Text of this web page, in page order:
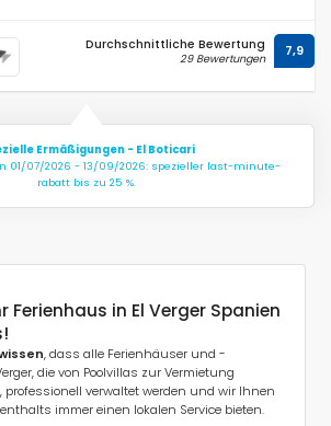
Durchschnittliche Bewertung
29 Bewertungen 7,9
Ermäßigungen - El Boticari
01/07/2026 - 13/09/2026: spezieller last-minute-
rabatt bis zu 25 %.
Ferienhaus in El Verger Spanien
, dass alle Ferienhäuser und -
die von Poolvillas zur Vermietung
professionell verwaltet werden und wir Ihnen
immer einen lokalen Service bieten.